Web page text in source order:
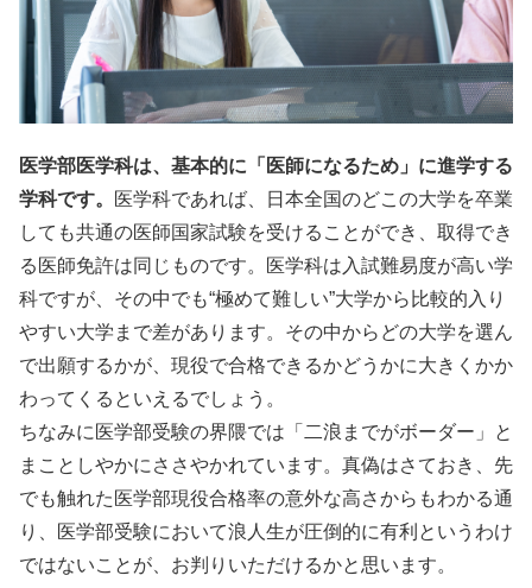
医学部医学科は、基本的に「医師になるため」に進学する
学科です。
医学科であれば、日本全国のどこの大学を卒業
しても共通の医師国家試験を受けることができ、取得でき
る医師免許は同じものです。医学科は入試難易度が高い学
科ですが、その中でも“極めて難しい”大学から比較的入り
やすい大学まで差があります。その中からどの大学を選ん
で出願するかが、現役で合格できるかどうかに大きくかか
わってくるといえるでしょう。
ちなみに医学部受験の界隈では「二浪までがボーダー」と
まことしやかにささやかれています。真偽はさておき、先
でも触れた医学部現役合格率の意外な高さからもわかる通
り、医学部受験において浪人生が圧倒的に有利というわけ
ではないことが、お判りいただけるかと思います。